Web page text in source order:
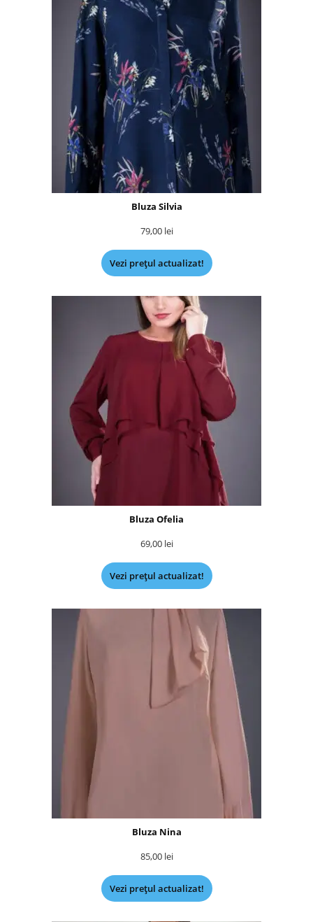
Bluza Silvia
79,00 lei
Vezi prețul actualizat!
Bluza Ofelia
69,00 lei
Vezi prețul actualizat!
Bluza Nina
85,00 lei
Vezi prețul actualizat!